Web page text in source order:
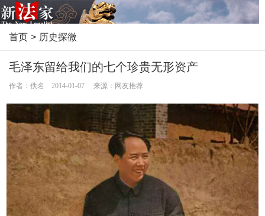
首页 > 历史探微
毛泽东留给我们的七个珍贵无形资产
作者：佚名 2014-01-07 来源：网友推荐